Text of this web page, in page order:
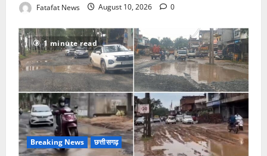
Fatafat News August 10, 2026 0
1 minute read
Breaking News छत्तीसगढ़